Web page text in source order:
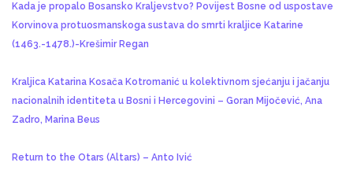
Kada je propalo Bosansko Kraljevstvo? Povijest Bosne od uspostave
Korvinova protuosmanskoga sustava do smrti kraljice Katarine
(1463.-1478.)-Krešimir Regan
Kraljica Katarina Kosača Kotromanić u kolektivnom sjećanju i jačanju
nacionalnih identiteta u Bosni i Hercegovini – Goran Mijočević, Ana
Zadro, Marina Beus
Return to the Otars (Altars) – Anto Ivić